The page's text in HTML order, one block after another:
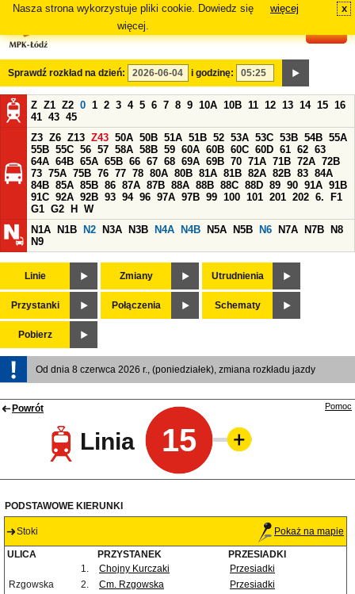
Nasza strona wykorzystuje pliki cookie. Dowiedz się
więcej.
więcej x
Sprawdź rozkład na dzień: i godzinę:
Z Z1 Z2 0 1 2 3 4 5 6 7 8 9 10A 10B 11 12 13 14 15 16
41 43 45
Z3 Z6 Z13 Z43 50A 50B 51A 51B 52 53A 53C 53B 54B 55A
55B 55C 56 57 58A 58B 59 60A 60B 60C 60D 61 62 63
64A 64B 65A 65B 66 67 68 69A 69B 70 71A 71B 72A 72B
73 75A 75B 76 77 78 80A 80B 81A 81B 82A 82B 83 84A
84B 85A 85B 86 87A 87B 88A 88B 88C 88D 89 90 91A 91B
91C 92A 92B 93 94 96 97A 97B 99 100 101 201 202 6.
F1
G1 G2 H
W
N1A
N1B N2 N3A N3B N4A N4B N5A N5B N6 N7A N7B
N8
N9
Linie Zmiany Utrudnienia
Przystanki Połączenia Schematy
Pobierz
Od dnia 8 czerwca 2026 r., (poniedziałek), zmiana rozkładu jazdy
Powrót
Linia 15
Pomoc
PODSTAWOWE KIERUNKI
Stoki Pokaż na mapie
ULICA PRZYSTANEK
PRZESIADKI
1.
Chojny Kurczaki
Przesiadki
Rzgowska
2. Cm. Rzgowska
Przesiadki